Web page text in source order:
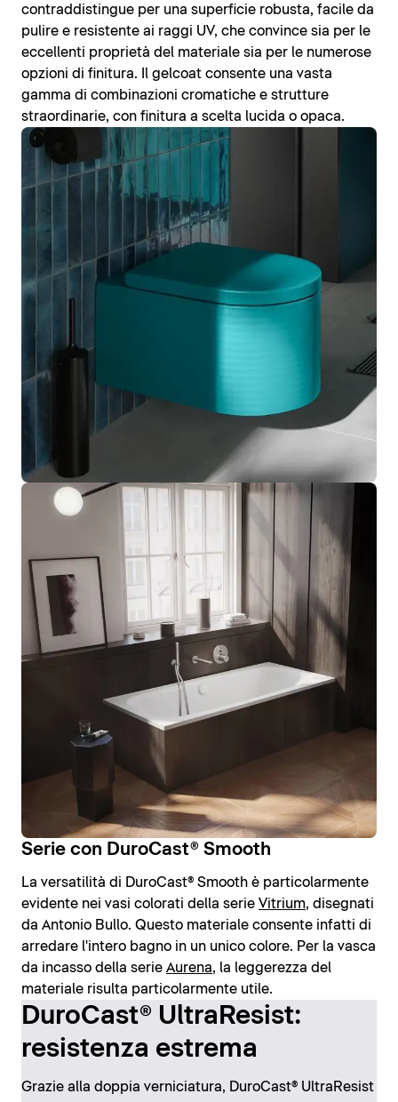
contraddistingue per una superficie robusta, facile da
pulire e resistente ai raggi UV, che convince sia per le
eccellenti proprietà del materiale sia per le numerose
opzioni di finitura. Il gelcoat consente una vasta
gamma di combinazioni cromatiche e strutture
straordinarie, con finitura a scelta lucida o opaca.
Serie con DuroCast® Smooth
La versatilità di DuroCast® Smooth è particolarmente
evidente nei vasi colorati della serie Vitrium, disegnati
da Antonio Bullo. Questo materiale consente infatti di
arredare l'intero bagno in un unico colore. Per la vasca
da incasso della serie Aurena, la leggerezza del
materiale risulta particolarmente utile.
DuroCast® UltraResist:
resistenza estrema
Grazie alla doppia verniciatura, DuroCast® UltraResist